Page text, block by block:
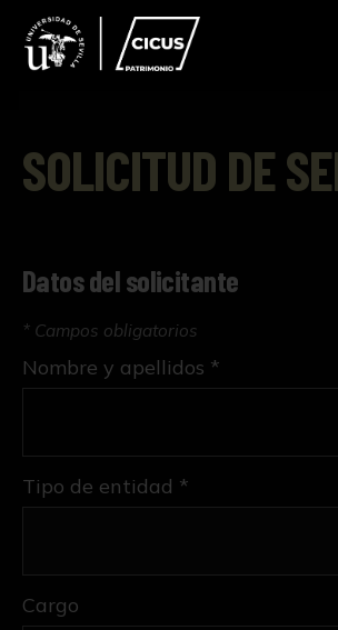
SOLICITUD DE
Datos del solicitante
* Campos obligatorios
Tipo de entidad *
Nombre y apellidos *
Cargo